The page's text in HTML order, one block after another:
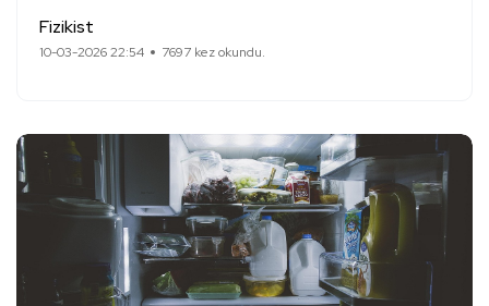
Fizikist
10-03-2026 22:54 7697 kez okundu.